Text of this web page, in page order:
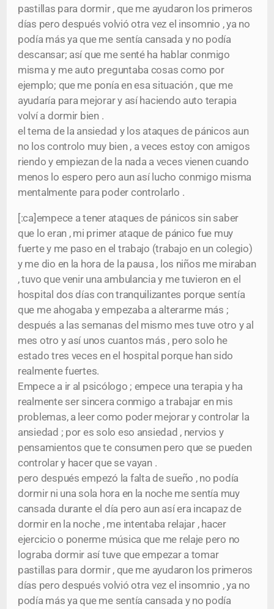
pastillas para dormir , que me ayudaron los primeros
días pero después volvió otra vez el insomnio , ya no
podía más ya que me sentía cansada y no podía
descansar; así que me senté ha hablar conmigo
misma y me auto preguntaba cosas como por
ejemplo; que me ponía en esa situación , que me
ayudaría para mejorar y así haciendo auto terapia
volví a dormir bien .
el tema de la ansiedad y los ataques de pánicos aun
no los controlo muy bien , a veces estoy con amigos
riendo y empiezan de la nada a veces vienen cuando
menos lo espero pero aun así lucho conmigo misma
mentalmente para poder controlarlo .
[:ca]empece a tener ataques de pánicos sin saber
que lo eran , mi primer ataque de pánico fue muy
fuerte y me paso en el trabajo (trabajo en un colegio)
y me dio en la hora de la pausa , los niños me miraban
, tuvo que venir una ambulancia y me tuvieron en el
hospital dos días con tranquilizantes porque sentía
que me ahogaba y empezaba a alterarme más ;
después a las semanas del mismo mes tuve otro y al
mes otro y así unos cuantos más , pero solo he
estado tres veces en el hospital porque han sido
realmente fuertes.
Empece a ir al psicólogo ; empece una terapia y ha
realmente ser sincera conmigo a trabajar en mis
problemas, a leer como poder mejorar y controlar la
ansiedad ; por es solo eso ansiedad , nervios y
pensamientos que te consumen pero que se pueden
controlar y hacer que se vayan .
pero después empezó la falta de sueño , no podía
dormir ni una sola hora en la noche me sentía muy
cansada durante el día pero aun así era incapaz de
dormir en la noche , me intentaba relajar , hacer
ejercicio o ponerme música que me relaje pero no
lograba dormir así tuve que empezar a tomar
pastillas para dormir , que me ayudaron los primeros
días pero después volvió otra vez el insomnio , ya no
podía más ya que me sentía cansada y no podía